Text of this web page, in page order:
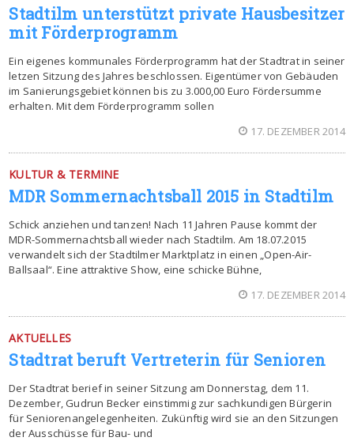
Stadtilm unterstützt private Hausbesitzer
mit Förderprogramm
Ein eigenes kommunales Förderprogramm hat der Stadtrat in seiner
letzen Sitzung des Jahres beschlossen. Eigentümer von Gebäuden
im Sanierungsgebiet können bis zu 3.000,00 Euro Fördersumme
erhalten. Mit dem Förderprogramm sollen
17. DEZEMBER 2014
KULTUR & TERMINE
MDR Sommernachtsball 2015 in Stadtilm
Schick anziehen und tanzen! Nach 11 Jahren Pause kommt der
MDR-Sommernachtsball wieder nach Stadtilm. Am 18.07.2015
verwandelt sich der Stadtilmer Marktplatz in einen „Open-Air-
Ballsaal“. Eine attraktive Show, eine schicke Bühne,
17. DEZEMBER 2014
AKTUELLES
Stadtrat beruft Vertreterin für Senioren
Der Stadtrat berief in seiner Sitzung am Donnerstag, dem 11.
Dezember, Gudrun Becker einstimmig zur sachkundigen Bürgerin
für Seniorenangelegenheiten. Zukünftig wird sie an den Sitzungen
der Ausschüsse für Bau- und